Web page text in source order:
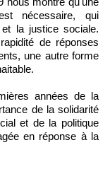
nécessaire, qui
la justice sociale.
de réponses
une autre forme
années de la
de la solidarité
et de la politique
en réponse à la